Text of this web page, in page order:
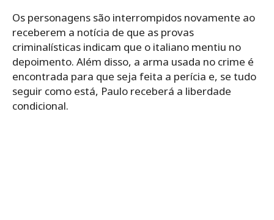
Os personagens são interrompidos novamente ao
receberem a notícia de que as provas
criminalísticas indicam que o italiano mentiu no
depoimento. Além disso, a arma usada no crime é
encontrada para que seja feita a perícia e, se tudo
seguir como está, Paulo receberá a liberdade
condicional.